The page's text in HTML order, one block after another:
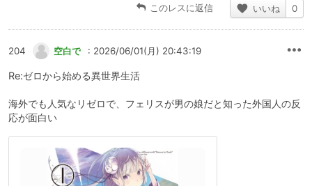
このレスに返信 いいね 0
204 空白で : 2026/06/01(月) 20:43:19
Re:ゼロから始める異世界生活
海外でも人気なリゼロで、フェリスが男の娘だと知った外国人の反
応が面白い